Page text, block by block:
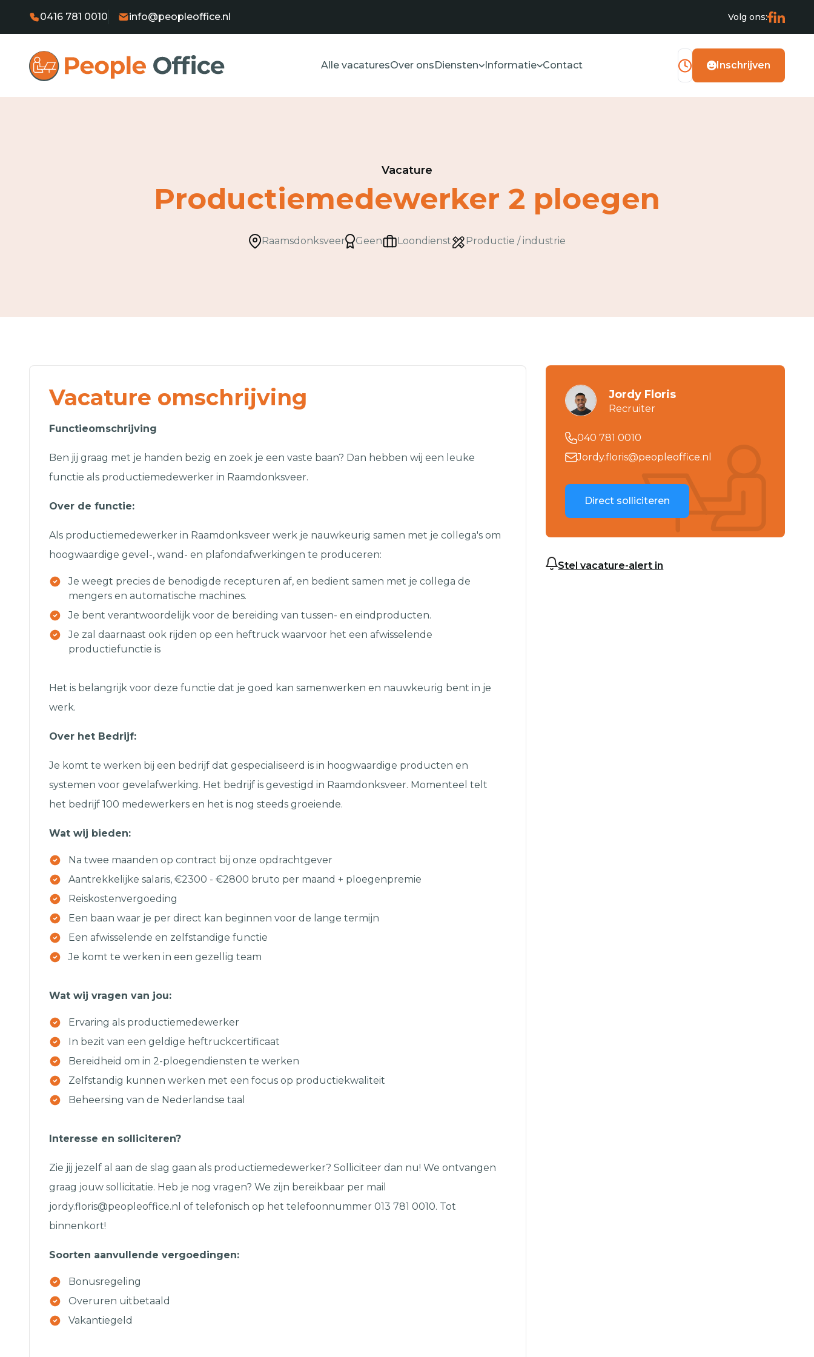
0416 781 0010 info@peopleoffice.nl Volg ons:
Alle vacaturesOver onsDiensten Informatie Contact Inschrijven
Vacature
Productiemedewerker 2 ploegen
Raamsdonksveer Geen Loondienst Productie / industrie
Vacature omschrijving
Functieomschrijving
Ben jij graag met je handen bezig en zoek je een vaste baan? Dan hebben wij een leuke
functie als productiemedewerker in Raamdonksveer.
Over de functie:
Als productiemedewerker in Raamdonksveer werk je nauwkeurig samen met je collega's om
hoogwaardige gevel-, wand- en plafondafwerkingen te produceren:
Je weegt precies de benodigde recepturen af, en bedient samen met je collega de
mengers en automatische machines.
Je bent verantwoordelijk voor de bereiding van tussen- en eindproducten.
Je zal daarnaast ook rijden op een heftruck waarvoor het een afwisselende
productiefunctie is
Het is belangrijk voor deze functie dat je goed kan samenwerken en nauwkeurig bent in je
werk.
Over het Bedrijf:
Je komt te werken bij een bedrijf dat gespecialiseerd is in hoogwaardige producten en
systemen voor gevelafwerking. Het bedrijf is gevestigd in Raamdonksveer. Momenteel telt
het bedrijf 100 medewerkers en het is nog steeds groeiende.
Wat wij bieden:
Na twee maanden op contract bij onze opdrachtgever
Aantrekkelijke salaris, €2300 - €2800 bruto per maand + ploegenpremie
Reiskostenvergoeding
Een baan waar je per direct kan beginnen voor de lange termijn
Een afwisselende en zelfstandige functie
Je komt te werken in een gezellig team
Wat wij vragen van jou:
Ervaring als productiemedewerker
In bezit van een geldige heftruckcertificaat
Bereidheid om in 2-ploegendiensten te werken
Zelfstandig kunnen werken met een focus op productiekwaliteit
Beheersing van de Nederlandse taal
Interesse en solliciteren?
Zie jij jezelf al aan de slag gaan als productiemedewerker? Solliciteer dan nu! We ontvangen
graag jouw sollicitatie. Heb je nog vragen? We zijn bereikbaar per mail
jordy.floris@peopleoffice.nl of telefonisch op het telefoonnummer 013 781 0010. Tot
binnenkort!
Soorten aanvullende vergoedingen:
Bonusregeling
Overuren uitbetaald
Vakantiegeld
Jordy Floris
Recruiter
040 781 0010
Jordy.floris@peopleoffice.nl
Direct solliciteren
Stel vacature-alert in
Ontvang vacatures direct in je mailbox
Alerts ontvangen